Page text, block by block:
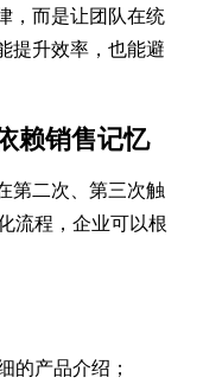
，而是让团队在统
提升效率，也能避
赖销售记忆
第二次、第三次触
流程，企业可以根
的产品介绍；